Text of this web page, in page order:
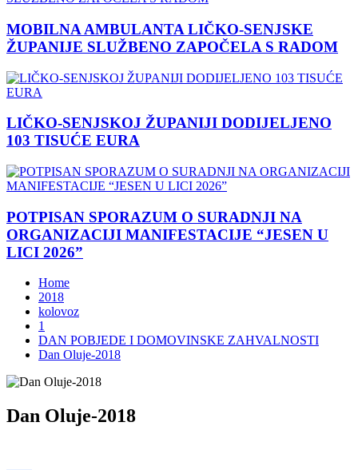
MOBILNA AMBULANTA LIČKO-SENJSKE
ŽUPANIJE SLUŽBENO ZAPOČELA S RADOM
LIČKO-SENJSKOJ ŽUPANIJI DODIJELJENO
103 TISUĆE EURA
POTPISAN SPORAZUM O SURADNJI NA
ORGANIZACIJI MANIFESTACIJE “JESEN U
LICI 2026”
Home
2018
kolovoz
1
DAN POBJEDE I DOMOVINSKE ZAHVALNOSTI
Dan Oluje-2018
Dan Oluje-2018